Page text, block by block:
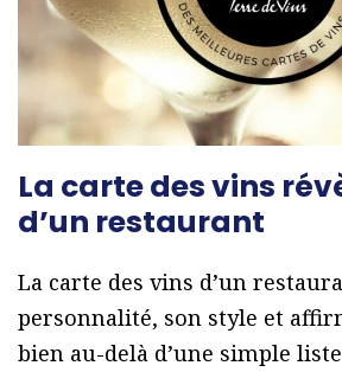
La carte des vins
d’un restaurant
La carte des vins d’un
personnalité, son style et
bien au-delà d’une simple